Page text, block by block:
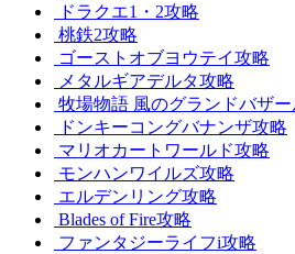
ドラクエ1・2攻略
桃鉄2攻略
ゴーストオブヨウテイ攻略
メタルギアデルタ攻略
牧場物語 風のグランドバザー
ドンキーコングバナンザ攻略
マリオカートワールド攻略
モンハンワイルズ攻略
エルデンリング攻略
Blades of Fire攻略
ファンタジーライフi攻略